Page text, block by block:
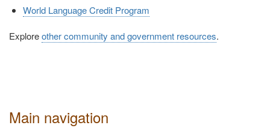
Main navigation
World Language Credit Program
Exploreother community and government resources.